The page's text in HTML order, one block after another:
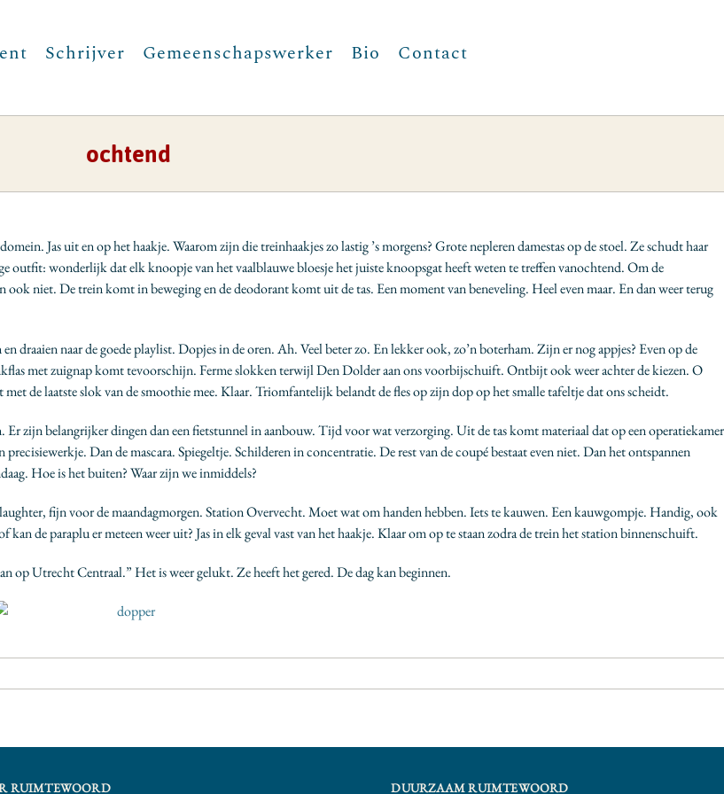
Schrijver Gemeenschapswerker Bio Contact
ochtend
Jas uit en op het haakje. Waarom zijn die treinhaakjes zo lastig ’s morgens? Grote nepleren damestas op de stoel. Ze schudt haar
outfit: wonderlijk dat elk knoopje van het vaalblauwe bloesje het juiste knoopsgat heeft weten te treffen vanochtend. Om de
niet. De trein komt in beweging en de deodorant komt uit de tas. Een moment van beneveling. Heel even maar. En dan weer terug
draaien naar de goede playlist. Dopjes in de oren. Ah. Veel beter zo. En lekker ook, zo’n boterham. Zijn er nog appjes? Even op de
met zuignap komt tevoorschijn. Ferme slokken terwijl Den Dolder aan ons voorbijschuift. Ontbijt ook weer achter de kiezen. O
de laatste slok van de smoothie mee. Klaar. Triomfantelijk belandt de fles op zijn dop op het smalle tafeltje dat ons scheidt.
zijn belangrijker dingen dan een fietstunnel in aanbouw. Tijd voor wat verzorging. Uit de tas komt materiaal dat op een operatiekamer
Dan de mascara. Spiegeltje. Schilderen in concentratie. De rest van de coupé bestaat even niet. Dan het ontspannen
Hoe is het buiten? Waar zijn we inmiddels?
fijn voor de maandagmorgen. Station Overvecht. Moet wat om handen hebben. Iets te kauwen. Een kauwgompje. Handig, ook
de paraplu er meteen weer uit? Jas in elk geval vast van het haakje. Klaar om op te staan zodra de trein het station binnenschuift.
op Utrecht Centraal.” Het is weer gelukt. Ze heeft het gered. De dag kan beginnen.
RUIMTEWOORD DUURZAAM RUIMTEWOORD